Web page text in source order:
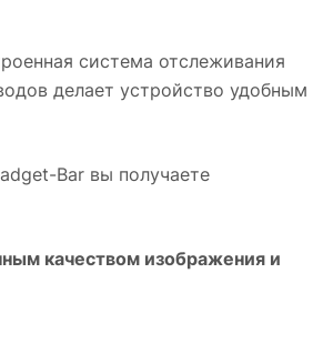
система отслеживания
делает устройство удобным
Bar вы получаете
качеством изображения и